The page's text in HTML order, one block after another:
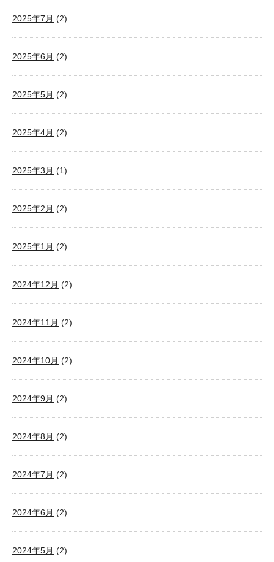
2025年7月 (2)
2025年6月 (2)
2025年5月 (2)
2025年4月 (2)
2025年3月 (1)
2025年2月 (2)
2025年1月 (2)
2024年12月 (2)
2024年11月 (2)
2024年10月 (2)
2024年9月 (2)
2024年8月 (2)
2024年7月 (2)
2024年6月 (2)
2024年5月 (2)